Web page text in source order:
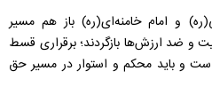
و امام خامنه‌ای(ره) باز هم مسیر
ضد ارزش‌ها بازگردند؛ برقراری قسط
و باید محکم و استوار در مسیر حق